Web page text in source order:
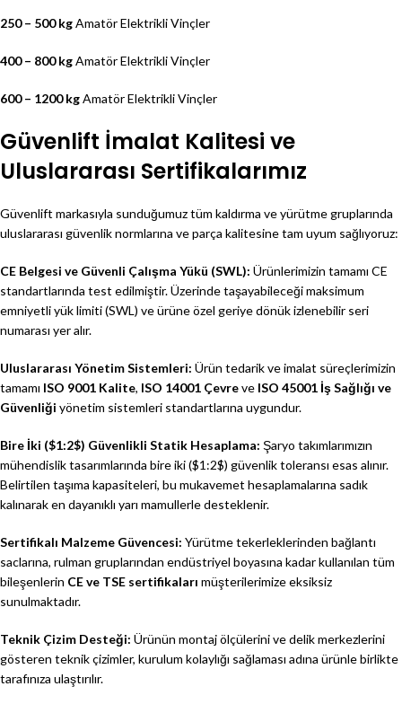
250 – 500 kgAmatör Elektrikli Vinçler
400 – 800 kgAmatör Elektrikli Vinçler
600 – 1200 kgAmatör Elektrikli Vinçler
Güvenlift İmalat Kalitesi ve
Uluslararası Sertifikalarımız
Güvenlift markasıyla sunduğumuz tüm kaldırma ve yürütme gruplarında
uluslararası güvenlik normlarına ve parça kalitesine tam uyum sağlıyoruz:
CE Belgesi ve Güvenli Çalışma Yükü (SWL): Ürünlerimizin tamamı CE
standartlarında test edilmiştir. Üzerinde taşayabileceği maksimum
emniyetli yük limiti (SWL) ve ürüne özel geriye dönük izlenebilir seri
numarası yer alır.
Uluslararası Yönetim Sistemleri: Ürün tedarik ve imalat süreçlerimizin
tamamı ISO 9001 Kalite, ISO 14001 Çevreve ISO 45001 İş Sağlığı ve
Güvenliği yönetim sistemleri standartlarına uygundur.
Bire İki ($1:2$) Güvenlikli Statik Hesaplama: Şaryo takımlarımızın
mühendislik tasarımlarında bire iki ($1:2$) güvenlik toleransı esas alınır.
Belirtilen taşıma kapasiteleri, bu mukavemet hesaplamalarına sadık
kalınarak en dayanıklı yarı mamullerle desteklenir.
Sertifikalı Malzeme Güvencesi: Yürütme tekerleklerinden bağlantı
saclarına, rulman gruplarından endüstriyel boyasına kadar kullanılan tüm
bileşenlerin CE ve TSE sertifikaları müşterilerimize eksiksiz
sunulmaktadır.
Teknik Çizim Desteği: Ürünün montaj ölçülerini ve delik merkezlerini
gösteren teknik çizimler, kurulum kolaylığı sağlaması adına ürünle birlikte
tarafınıza ulaştırılır.